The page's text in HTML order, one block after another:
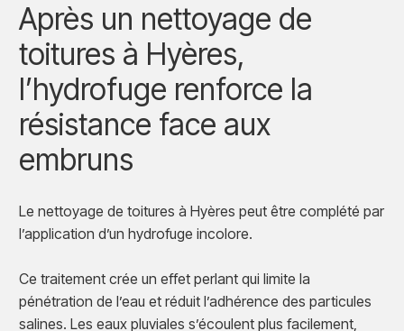
Après un nettoyage de
toitures à Hyères,
l’hydrofuge renforce la
résistance face aux
embruns
Le nettoyage de toitures à Hyères peut être complété par
l’application d’un hydrofuge incolore.
Ce traitement crée un effet perlant qui limite la
pénétration de l’eau et réduit l’adhérence des particules
salines. Les eaux pluviales s’écoulent plus facilement,